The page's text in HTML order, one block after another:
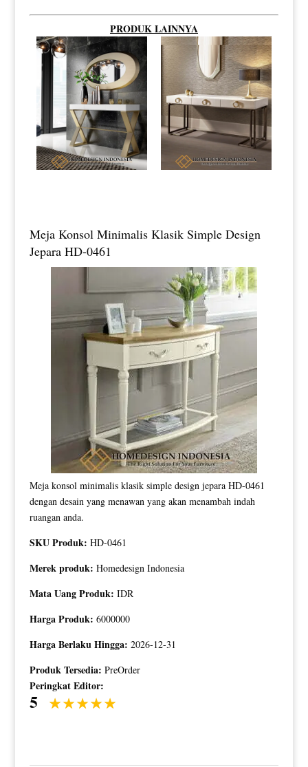
PRODUK LAINNYA
Meja Konsol Minimalis Klasik Simple Design
Jepara HD-0461
Meja konsol minimalis klasik simple design jepara HD-0461
dengan desain yang menawan yang akan menambah indah
ruangan anda.
SKU Produk: HD-0461
Merek produk: Homedesign Indonesia
Mata Uang Produk: IDR
Harga Produk: 6000000
Harga Berlaku Hingga: 2026-12-31
Produk Tersedia: PreOrder
Peringkat Editor:
5